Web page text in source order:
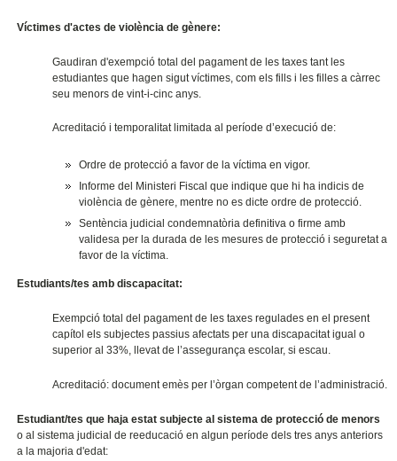
Víctimes d'actes de violència de gènere:
Gaudiran d'exempció total del pagament de les taxes tant les
estudiantes que hagen sigut víctimes, com els fills i les filles a càrrec
seu menors de vint-i-cinc anys.
Acreditació i temporalitat limitada al període d’execució de:
Ordre de protecció a favor de la víctima en vigor.
Informe del Ministeri Fiscal que indique que hi ha indicis de
violència de gènere, mentre no es dicte ordre de protecció.
Sentència judicial condemnatòria definitiva o firme amb
validesa per la durada de les mesures de protecció i seguretat a
favor de la víctima.
Estudiants/tes amb discapacitat:
Exempció total del pagament de les taxes regulades en el present
capítol els subjectes passius afectats per una discapacitat igual o
superior al 33%, llevat de l’assegurança escolar, si escau.
Acreditació: document emès per l’òrgan competent de l’administració.
Estudiant/tes que haja estat subjecte al sistema de protecció de menors
o al sistema judicial de reeducació en algun període dels tres anys anteriors
a la majoria d'edat: